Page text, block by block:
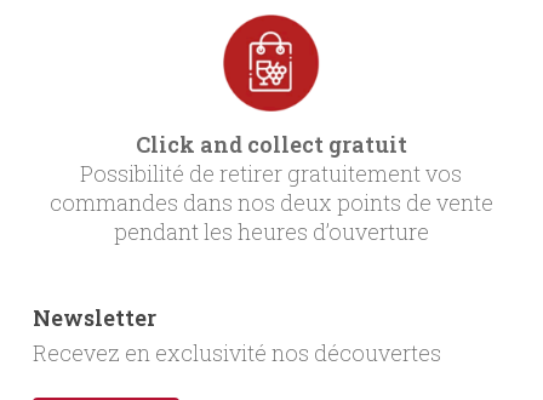
Click and collect gratuit
Possibilité de retirer gratuitement vos
commandes dans nos deux points de vente
pendant les heures d’ouverture
Newsletter
Recevez en exclusivité nos découvertes